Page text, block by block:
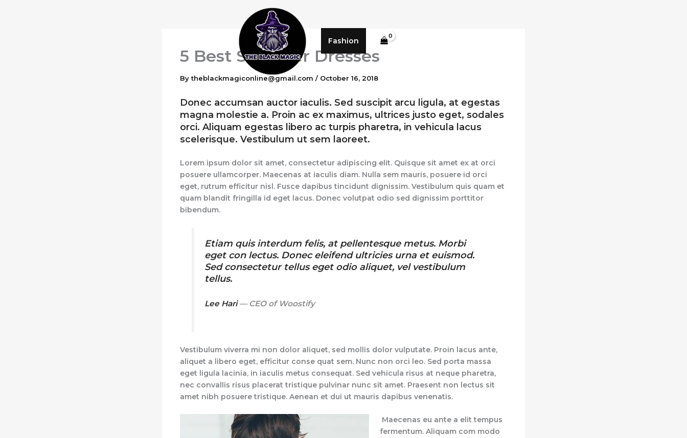
Fashion
5 Best Summer Dresses
Bytheblackmagiconline@gmail.com / October 16, 2018
Donec accumsan auctor iaculis. Sed suscipit arcu ligula, at egestas
magna molestie a. Proin ac ex maximus, ultrices justo eget, sodales
orci. Aliquam egestas libero ac turpis pharetra, in vehicula lacus
scelerisque. Vestibulum ut sem laoreet.
Lorem ipsum dolor sit amet, consectetur adipiscing elit. Quisque sit amet ex at orci
posuere ullamcorper. Maecenas at iaculis diam. Nulla sem mauris, posuere id orci
eget, rutrum efficitur nisl. Fusce dapibus tincidunt dignissim. Vestibulum quis quam et
quam blandit fringilla id eget lacus. Donec volutpat odio sed dignissim porttitor
bibendum.
Etiam quis interdum felis, at pellentesque metus. Morbi
eget con lectus. Donec eleifend ultricies urna et euismod.
Sed consectetur tellus eget odio aliquet, vel vestibulum
tellus.
Lee Hari— CEO of Woostify
Vestibulum viverra mi non dolor aliquet, sed mollis dolor vulputate. Proin lacus ante,
aliquet a libero eget, efficitur conse quat sem. Nunc non orci leo. Sed porta massa
eget ligula lacinia, in iaculis metus consequat. Sed vehicula risus at neque pharetra,
nec convallis risus placerat tristique pulvinar nunc sit amet. Praesent non lectus sit
amet nibh posuere tristique. Aenean et dui ut mauris dapibus venenatis.
Maecenas eu ante a elit tempus
fermentum. Aliquam com modo